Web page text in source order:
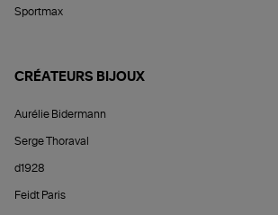
Sportmax
CRÉATEURS BIJOUX
Aurélie Bidermann
Serge Thoraval
d1928
Feidt Paris